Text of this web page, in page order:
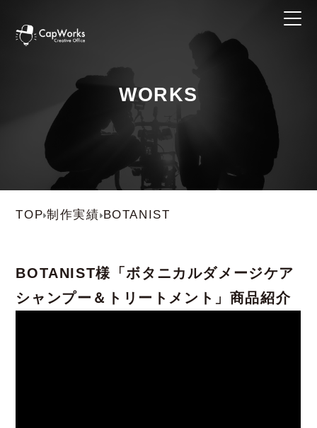
WORKS
TOP 制作実績 BOTANIST
BOTANIST様 「ボタニカルダメージケア
シャンプー＆トリートメント」商品紹介